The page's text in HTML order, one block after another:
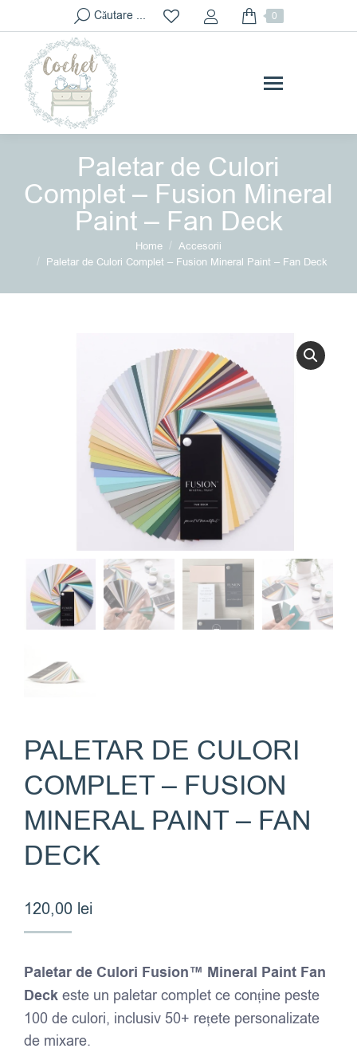
Search:Căutare ... 0
Paletar de Culori
Complet – Fusion Mineral
Paint – Fan Deck
Home
Accesorii
Paletar de Culori Complet – Fusion Mineral Paint – Fan Deck
PALETAR DE CULORI
COMPLET – FUSION
MINERAL PAINT – FAN
DECK
120,00 lei
Paletar de Culori Fusion™ Mineral Paint Fan
Deck este un paletar complet ce conține peste
100 de culori, inclusiv 50+ rețete personalizate
de mixare.